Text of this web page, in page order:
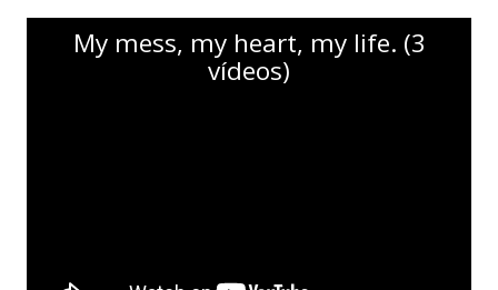
My mess, my heart, my life. (3
vídeos)